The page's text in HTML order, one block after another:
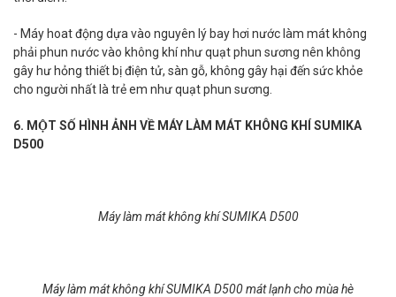
- Máy hoat động dựa vào nguyên lý bay hơi nước làm mát không
phải phun nước vào không khí như quạt phun sương nên không
gây hư hỏng thiết bị điện tử, sàn gỗ, không gây hại đến sức khỏe
cho người nhất là trẻ em như quạt phun sương.
6. MỘT SỐ HÌNH ẢNH VỀ MÁY LÀM MÁT KHÔNG KHÍ SUMIKA
D500
Máy làm mát không khí SUMIKA D500
Máy làm mát không khí SUMIKA D500 mát lạnh cho mùa hè